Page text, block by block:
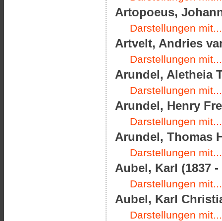
Artopoeus,
Darstellungen mit...
Artvelt, Andries
Darstellungen mit...
Arundel, Aletheia
Darstellungen mit...
Arundel, Henry
Darstellungen mit...
Arundel, Thomas
Darstellungen mit...
Aubel, Karl (1837 -
Darstellungen mit...
Aubel, Karl
Darstellungen mit...